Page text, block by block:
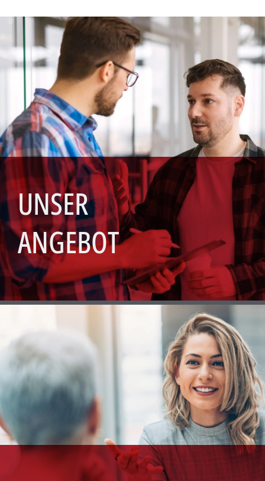
UNSER
ANGEBOT
UNSER
ANGEBOT
Individuelle Unterstützung auf Ihrem Weg
zum perfekten Job.
PHASEN DER
BERATUNG
Wir bieten abgestimmte Lösungen, die Sie in
jeder Phase der Veränderung wirksam
unterstützen.